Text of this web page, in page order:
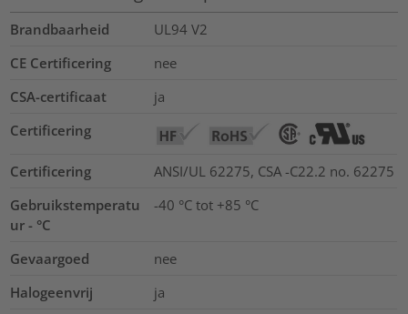
Brandbaarheid
UL94 V2
CE Certificering
nee
CSA-certificaat
ja
Certificering
Certificering
ANSI/UL 62275, CSA -C22.2 no. 62275
Gebruikstemperatu
ur - °C
-40 °C tot +85 °C
Gevaargoed
nee
Halogeenvrij
ja